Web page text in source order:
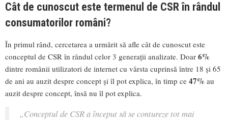
Cât de cunoscut este termenul de CSR în rândul
consumatorilor români?
În primul rând, cercetarea a urmărit să afle cât de cunoscut este
conceptul de CSR în rândul celor 3 generații analizate. Doar 6%
dintre românii utilizatori de internet cu vârsta cuprinsă între 18 și 65
de ani au auzit despre concept și îl pot explica, în timp ce 47% au
auzit despre concept, însă nu îl pot explica.
„Conceptul de CSR a început să se contureze tot mai